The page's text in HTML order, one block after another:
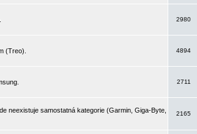
2980
(Treo).
4894
2711
neexistuje samostatná kategorie (Garmin, Giga-Byte,
2165